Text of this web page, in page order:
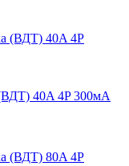
40A 4P 300мА